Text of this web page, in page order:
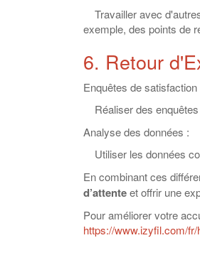
Travailler avec
exemple, des points de
6. Retour
Enquêtes de satisfaction
Réaliser des
Analyse des données :
Utiliser les données
En combinant ces
d’attenteet offrir une
Pour améliorer votre
https://www.izyfil.com/